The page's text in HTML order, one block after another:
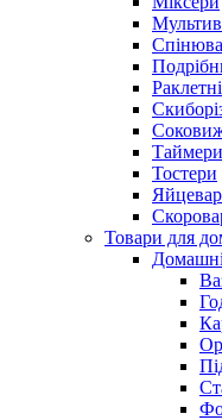
Тостери
Товари для